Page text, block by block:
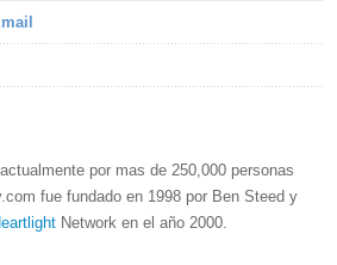
por mas de 250,000 personas
fue fundado en 1998 por Ben Steed y
Network en el año 2000.